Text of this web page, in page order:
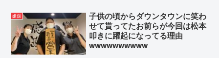
嫌儲
子供の頃からダウンタウンに笑わ
せて貰ってたお前らが今回は松本
叩きに躍起になってる理由
wwwwwwwwww